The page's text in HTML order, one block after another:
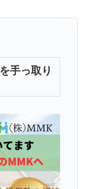
手っ取り